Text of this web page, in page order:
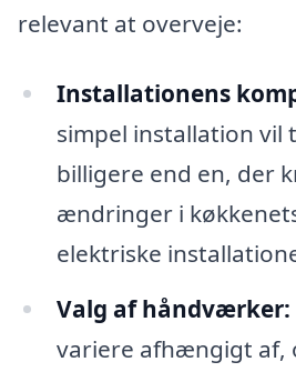
relevant at overveje:
Installationens
simpel installation vil
billigere end en, der
ændringer i
elektriske
Valg af håndværker:
variere afhængigt af,